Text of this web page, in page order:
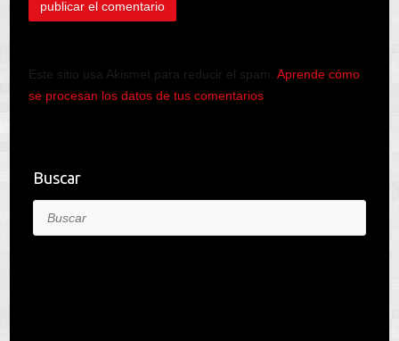
Este sitio usa Akismet para reducir el spam. Aprende cómo
se procesan los datos de tus comentarios.
Buscar
Buscar